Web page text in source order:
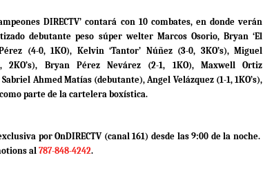
DIRECTV’ contará con 10 combates, en donde verán
debutante peso súper welter Marcos Osorio, Bryan ‘El
(4-0, 1KO), Kelvin ‘Tantor’ Núñez (3-0, 3KO’s), Miguel
2KO’s), Bryan Pérez Nevárez (2-1, 1KO), Maxwell Ortiz
Ahmed Matías (debutante), Angel Velázquez (1-1, 1KO’s),
parte de la cartelera boxística.
por OnDIRECTV (canal 161) desde las 9:00 de la noche.
al787-848-4242.